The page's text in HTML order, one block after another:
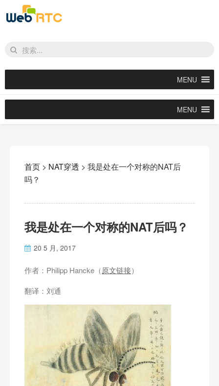
MENU
MENU
首页 > NAT穿透 > 我是处在一个对称的NAT后
吗？
我是处在一个对称的NAT后吗？
20 5 月, 2017
作者：Philipp Hancke（原文链接）
翻译：刘通